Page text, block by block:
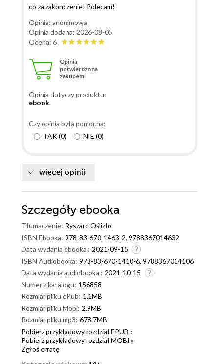
co za zakonczenie! Polecam!
Opinia: anonimowa
Opinia dodana: 2026-08-05
Ocena: 6
Opinia
potwierdzona
zakupem
Opinia dotyczy produktu:
ebook
Czy opinia była pomocna:
TAK(0) NIE (0)
więcej opinii
Szczegóły ebooka
Tłumaczenie: Ryszard Oślizło
ISBN Ebooka: 978-83-670-1463-2, 9788367014632
Data wydania ebooka : 2021-09-15
ISBN Audiobooka: 978-83-670-1410-6, 9788367014106
Data wydania audiobooka : 2021-10-15
Numer z katalogu: 156858
Rozmiar pliku ePub: 1.1MB
Rozmiar pliku Mobi: 2.9MB
Rozmiar pliku mp3: 678.7MB
Pobierz przykładowy rozdział EPUB »
Pobierz przykładowy rozdział MOBI »
Zgłoś erratę